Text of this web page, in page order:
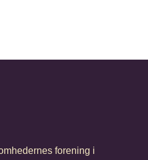
forening i